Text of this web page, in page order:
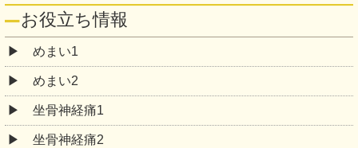
お役立ち情報
めまい1
めまい2
坐骨神経痛1
坐骨神経痛2